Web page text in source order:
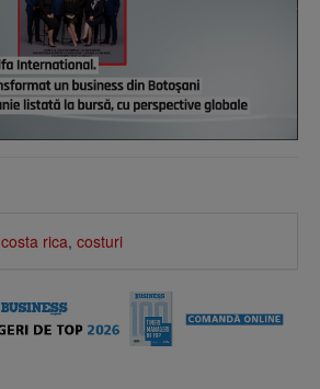
costa rica, costuri